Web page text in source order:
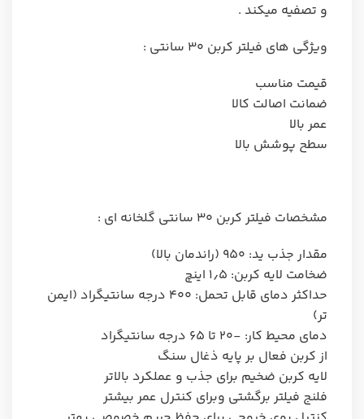
و تصفیه میکند .
ویژگی های فیلتر کربن ۳۰ سانتی :
قیمت مناسب
ضمانت اصالت کالا
عمر بالا
سطح پوشش بالا
مشخصات فیلتر کربن ۳۰ سانتی گلخانه ای :
مقدار جذب ید: ۹۵۰ (راندمان بالا)
ضخامت لایه کربن: ۱٫۵ اینچ
حداکثر دمای قابل تحمل: ۴۰۰ درجه سانتیگراد (ایمن
تر)
دمای محیط کار: -۲۰ تا ۶۵ درجه سانتیگراد
از کربن فعال بر پایه ذغال سنگ
لایه کربن ضخیم برای جذب و عملکرد بالاتر
فلنج فیلتر برگشتی وبرای کنترل عمر بیشتر